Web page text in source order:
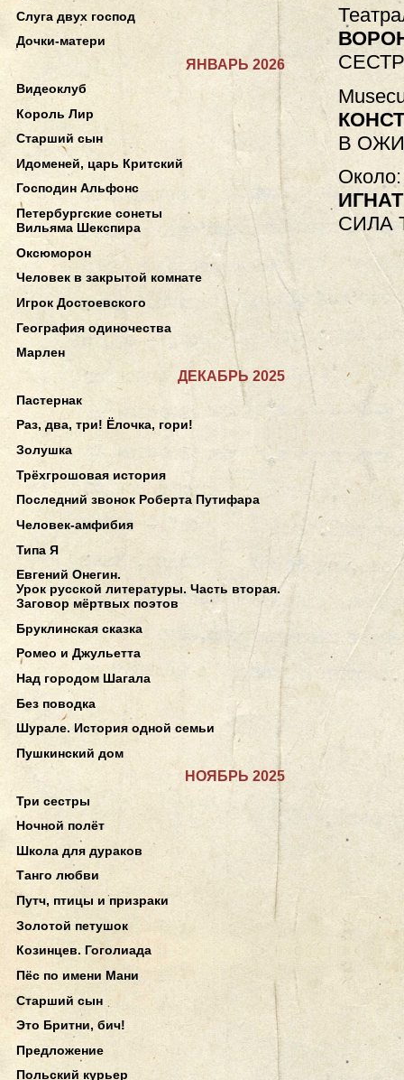
В
СИЛА
Слуга двух господ
Дочки-матери
ЯНВАРЬ 2026
Видеоклуб
Король Лир
Старший сын
Идоменей, царь Критский
Господин Альфонс
Петербургские сонеты
Вильяма Шекспира
Оксюморон
Человек в закрытой комнате
Игрок Достоевского
География одиночества
Марлен
ДЕКАБРЬ 2025
Пастернак
Раз, два, три! Ёлочка, гори!
Золушка
Трёхгрошовая история
Последний звонок Роберта Путифара
Человек-амфибия
Типа Я
Евгений Онегин.
Урок русской литературы. Часть вторая.
Заговор мёртвых поэтов
Бруклинская сказка
Ромео и Джульетта
Над городом Шагала
Без поводка
Шурале. История одной семьи
Пушкинский дом
НОЯБРЬ 2025
Три сестры
Ночной полёт
Школа для дураков
Танго любви
Путч, птицы и призраки
Золотой петушок
Козинцев. Гоголиада
Пёс по имени Мани
Старший сын
Это Бритни, бич!
Предложение
Польский курьер